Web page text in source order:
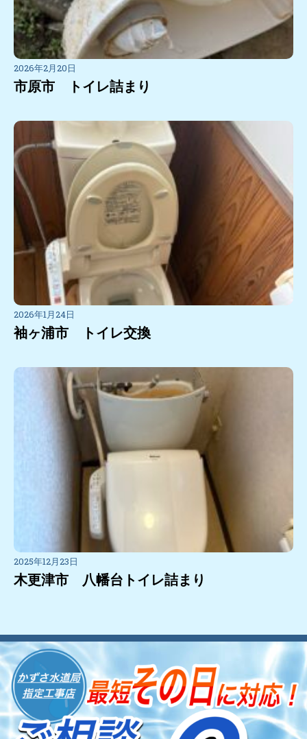
市原市 トイレ詰まり
2026年2月20日
袖ヶ浦市 トイレ交換
2026年1月24日
木更津市 八幡台トイレ詰まり
2025年12月23日